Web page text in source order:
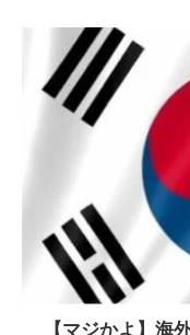
【マジかよ】海